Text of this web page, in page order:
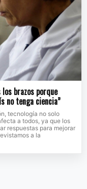
los brazos porque
no tenga ciencia”
tecnología no solo
a todos, ya que los
respuestas para mejorar
a la